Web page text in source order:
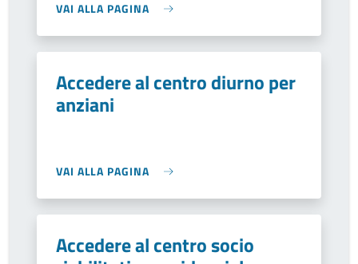
VAI ALLA PAGINA
Accedere al centro diurno per
anziani
VAI ALLA PAGINA
Accedere al centro socio